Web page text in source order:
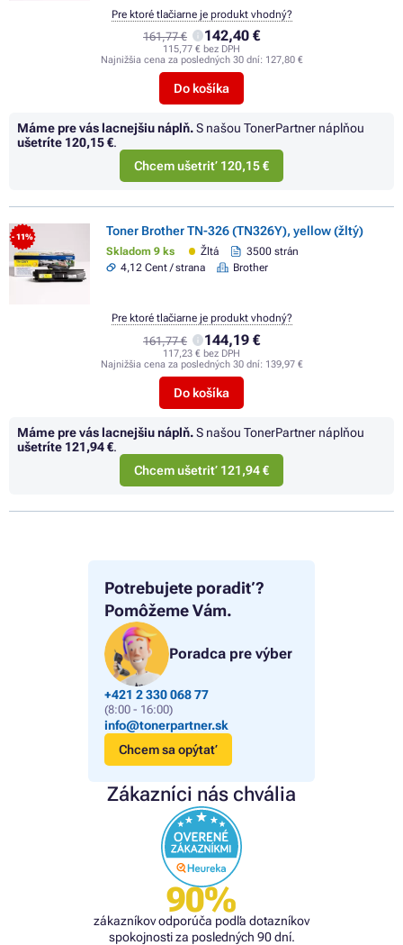
Potrebujete poradiť?
Pomôžeme Vám.
Poradca pre výber
+421 2 330 068 77
(8:00 - 16:00)
info@tonerpartner.sk
Chcem sa opýtať
Zákazníci nás chvália
90%
zákazníkov odporúča podľa dotazníkov
spokojnosti za posledných 90 dní.
161,77 € 142,40 €
115,77 € bez DPH
Najnižšia cena za posledných 30 dní: 127,80 €
Do košíka
Pre ktoré tlačiarne je produkt vhodný?
Máme pre vás lacnejšiu náplň.S našou TonerPartner náplňou
ušetríte 120,15 €.
Chcem ušetriť 120,15 €
- 11% Toner Brother TN-326 (TN326Y), yellow (žltý)
Skladom 9 ks Žltá
3500 strán
4,12 Cent / strana
Brother
161,77 € 144,19 €
117,23 € bez DPH
Najnižšia cena za posledných 30 dní: 139,97 €
Do košíka
Pre ktoré tlačiarne je produkt vhodný?
Máme pre vás lacnejšiu náplň.S našou TonerPartner náplňou
ušetríte 121,94 €.
Chcem ušetriť 121,94 €